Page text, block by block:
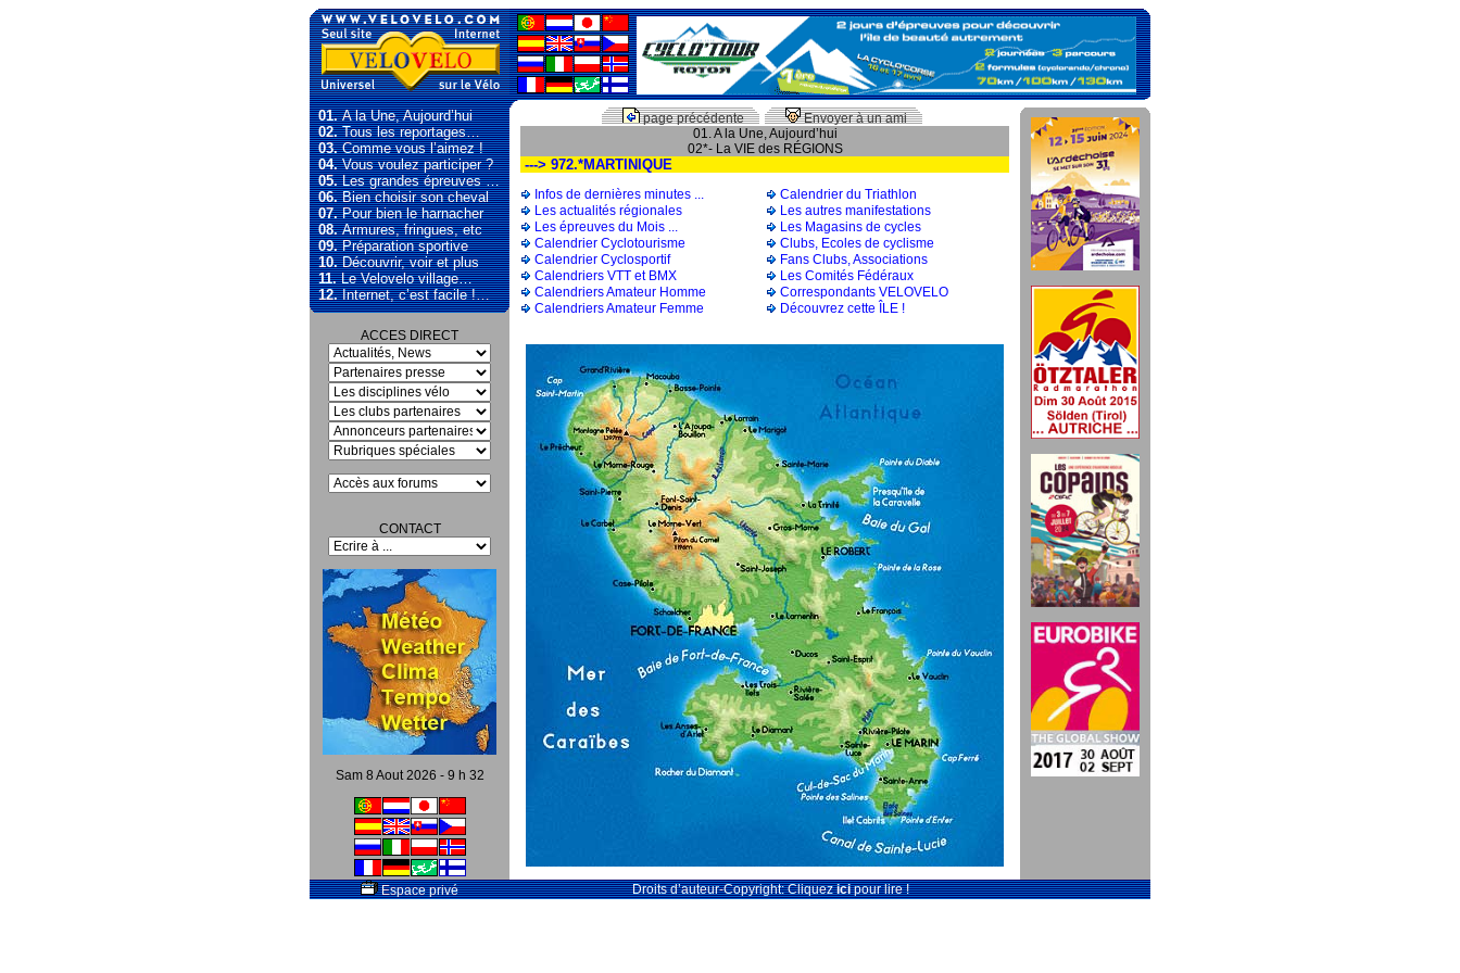
01.A la Une, Aujourd’hui
02.Tous les reportages…
03.Comme vous l’aimez !
04.Vous voulez participer ?
05.Les grandes épreuves …
06.Bien choisir son cheval
07.Pour bien le harnacher
08.Armures, fringues, etc
09.Préparation sportive
10.Découvrir, voir et plus
11.Le Velovelo village…
12.Internet, c’est facile !…
ACCES DIRECT
CONTACT
Sam 8 Aout 2026 - 9 h 32
page précédente
Envoyer à un ami
01. A la Une, Aujourd’hui
02*- La VIE des RÉGIONS
---> 972.*MARTINIQUE
Infos de dernières minutes ...
Les actualités régionales
Les épreuves du Mois ...
Calendrier Cyclotourisme
Calendrier Cyclosportif
Calendriers VTT et BMX
Calendriers Amateur Homme
Calendriers Amateur Femme
Calendrier du Triathlon
Les autres manifestations
Les Magasins de cycles
Clubs, Ecoles de cyclisme
Fans Clubs, Associations
Les Comités Fédéraux
Correspondants VELOVELO
Découvrez cette ÎLE !
Espace privé Droits d’auteur-Copyright: Cliquezicipour lire !